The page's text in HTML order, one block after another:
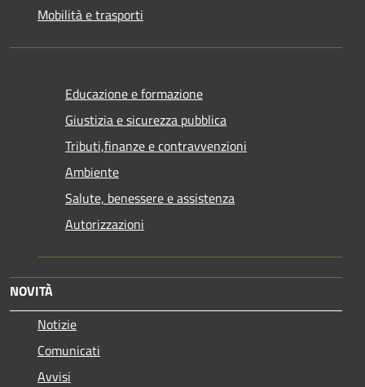
Mobilità e trasporti
Educazione e formazione
Giustizia e sicurezza pubblica
Tributi,finanze e contravvenzioni
Ambiente
Salute, benessere e assistenza
Autorizzazioni
NOVITÀ
Notizie
Comunicati
Avvisi